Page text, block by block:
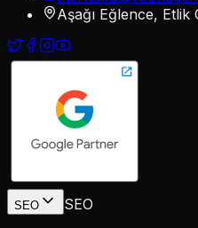
Aşağı Eğlence,
SEO
SEO